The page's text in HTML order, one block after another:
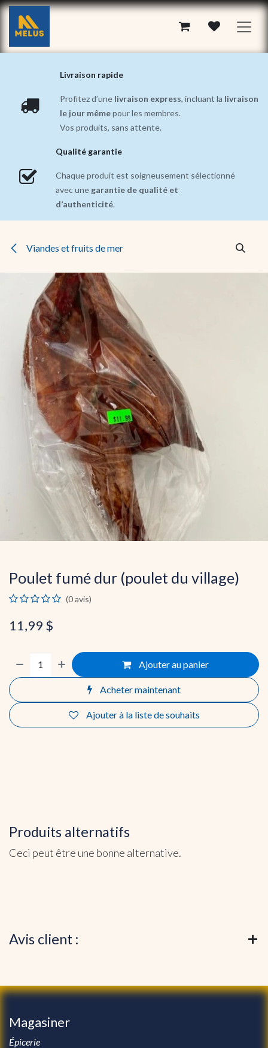
Se rendre au contenu
Livraison rapide
Profitez d’une livraison express, incluant la livraison
le jour mêmepour les membres.
Vos produits, sans attente.
Qualité garantie
Chaque produit est soigneusement sélectionné
avec une garantie de qualité et
d’authenticité.
Viandes et fruits de mer
Poulet fumé dur (poulet du village)
(0 avis)
11,99 $
Ajouter au panier
Acheter maintenant
Ajouter à la liste de souhaits
Produits alternatifs
Ceci peut être une bonne alternative.
Avis client :
Magasiner
Épicerie